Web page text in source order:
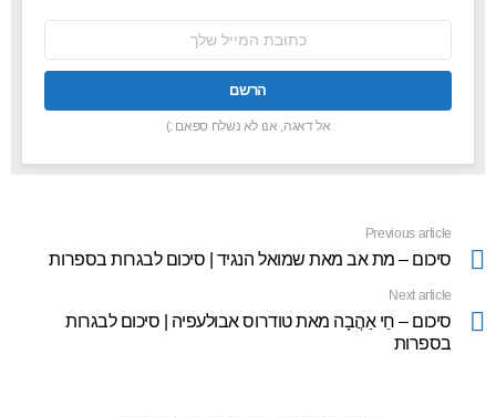
אל דאגה, אנו לא נשלח ספאם :)
more
Previous article
סיכום – מת אב מאת שמואל הנגיד | סיכום לבגרות בספרות
Next article
סיכום – חֵי אַהֲבָה מאת טודרוס אבולעפיה | סיכום לבגרות
בספרות